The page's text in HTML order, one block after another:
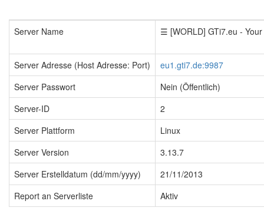
Server Name ☰ [WORLD] GTi7.eu -
Server Adresse (Host Adresse: Port)
eu1.gti7.de:9987
Server Passwort
Nein (Öffentlich)
Server-ID
2
Server Plattform
Linux
Server Version
3.13.7
Server Erstelldatum (dd/mm/yyyy)
21/11/2013
Report an Serverliste
Aktiv